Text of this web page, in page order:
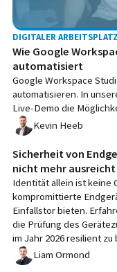
DIGITALER ARBEITSPLATZ
Wie Google
automatisiert
Google Workspace
automatisieren. In
Live-Demo die
Kevin Heeb
Sicherheit von
nicht mehr ausreicht
Identität allein ist keine
kompromittierte
Einfallstor bieten.
die Prüfung des
im Jahr 2026 resilient zu
Liam Ormond